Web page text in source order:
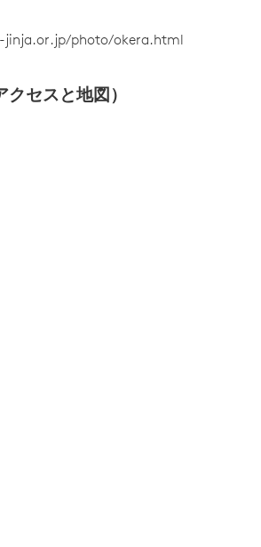
jinja.or.jp/photo/okera.html
セスと地図）